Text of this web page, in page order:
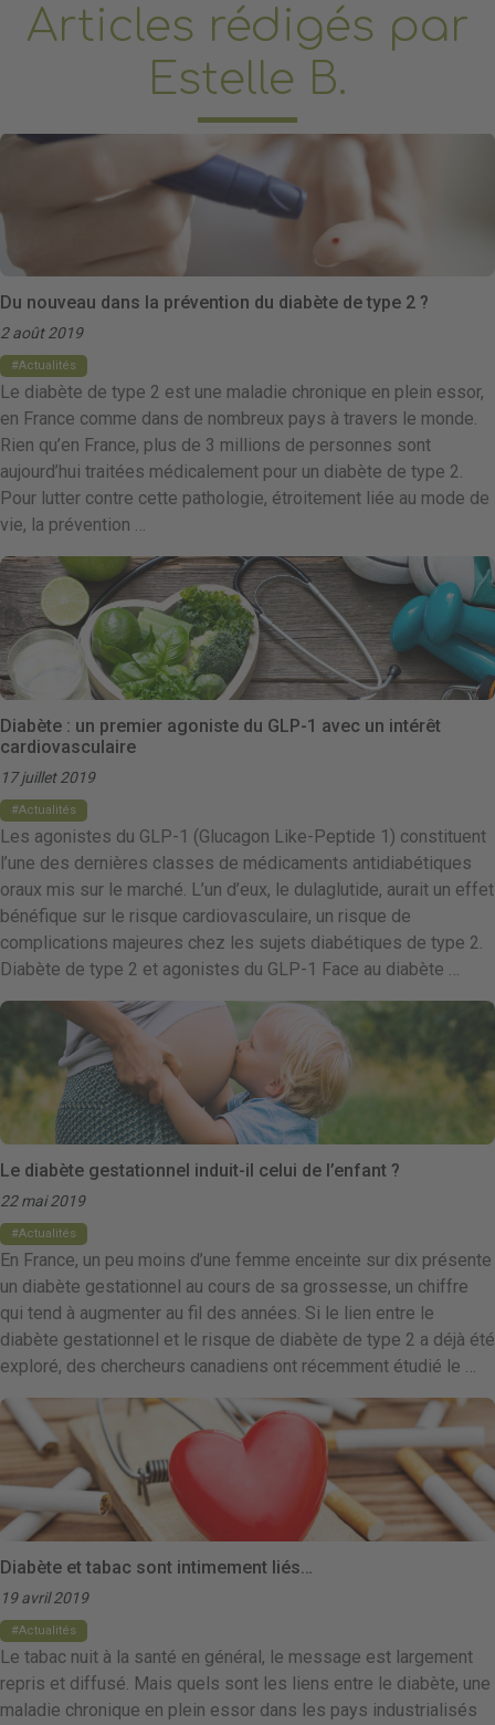
Articles rédigés par
Estelle B.
Du nouveau dans la prévention du diabète de type 2 ?
2 août 2019
Actualités
Le diabète de type 2 est une maladie chronique en plein essor,
en France comme dans de nombreux pays à travers le monde.
Rien qu’en France, plus de 3 millions de personnes sont
aujourd’hui traitées médicalement pour un diabète de type 2.
Pour lutter contre cette pathologie, étroitement liée au mode de
vie, la prévention …
Diabète : un premier agoniste du GLP-1 avec un intérêt
cardiovasculaire
17 juillet 2019
Actualités
Les agonistes du GLP-1 (Glucagon Like-Peptide 1) constituent
l’une des dernières classes de médicaments antidiabétiques
oraux mis sur le marché. L’un d’eux, le dulaglutide, aurait un effet
bénéfique sur le risque cardiovasculaire, un risque de
complications majeures chez les sujets diabétiques de type 2.
Diabète de type 2 et agonistes du GLP-1 Face au diabète …
Le diabète gestationnel induit-il celui de l’enfant ?
22 mai 2019
Actualités
En France, un peu moins d’une femme enceinte sur dix présente
un diabète gestationnel au cours de sa grossesse, un chiffre
qui tend à augmenter au fil des années. Si le lien entre le
diabète gestationnel et le risque de diabète de type 2 a déjà été
exploré, des chercheurs canadiens ont récemment étudié le …
Diabète et tabac sont intimement liés…
19 avril 2019
Actualités
Le tabac nuit à la santé en général, le message est largement
repris et diffusé. Mais quels sont les liens entre le diabète, une
maladie chronique en plein essor dans les pays industrialisés